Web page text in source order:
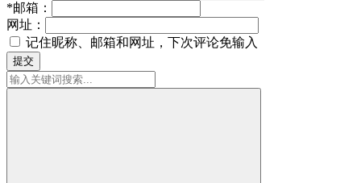
*邮箱：
网址：
记住昵称、邮箱和网址，下次评论免输入
提交